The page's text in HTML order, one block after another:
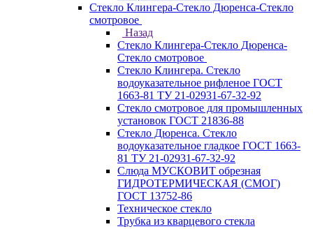
Стекло Клингера-Стекло Дюренса-Стекло
смотровое
Назад
Стекло Клингера-Стекло Дюренса-
Стекло смотровое
Стекло Клингера. Стекло
водоуказательное рифленое ГОСТ
1663-81 ТУ 21-02931-67-32-92
Стекло смотровое для промышленных
установок ГОСТ 21836-88
Стекло Дюренса. Стекло
водоуказательное гладкое ГОСТ 1663-
81 ТУ 21-02931-67-32-92
Слюда МУСКОВИТ обрезная
ГИДРОТЕРМИЧЕСКАЯ (СМОГ)
ГОСТ 13752-86
Техническое стекло
Трубка из кварцевого стекла